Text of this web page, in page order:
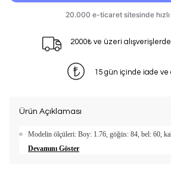
2000₺ ve üzeri
15 gün içinde iade ve
Ürün Açıklaması
Modelin ölçüleri: Boy: 1.76, göğüs: 84, bel: 60,
Devamını Göster